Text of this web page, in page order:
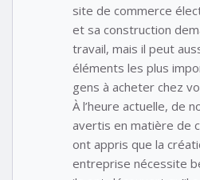
site de commerce
et sa construction
travail, mais il peut
éléments les plus
gens à acheter chez
À l’heure actuelle, de
avertis en matière de
ont appris que la
entreprise nécessite